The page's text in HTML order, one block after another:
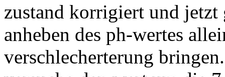
zustand korrigiert und jetzt
anheben des ph-wertes
verschlecherterung